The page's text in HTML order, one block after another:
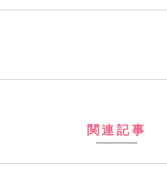
関連記事